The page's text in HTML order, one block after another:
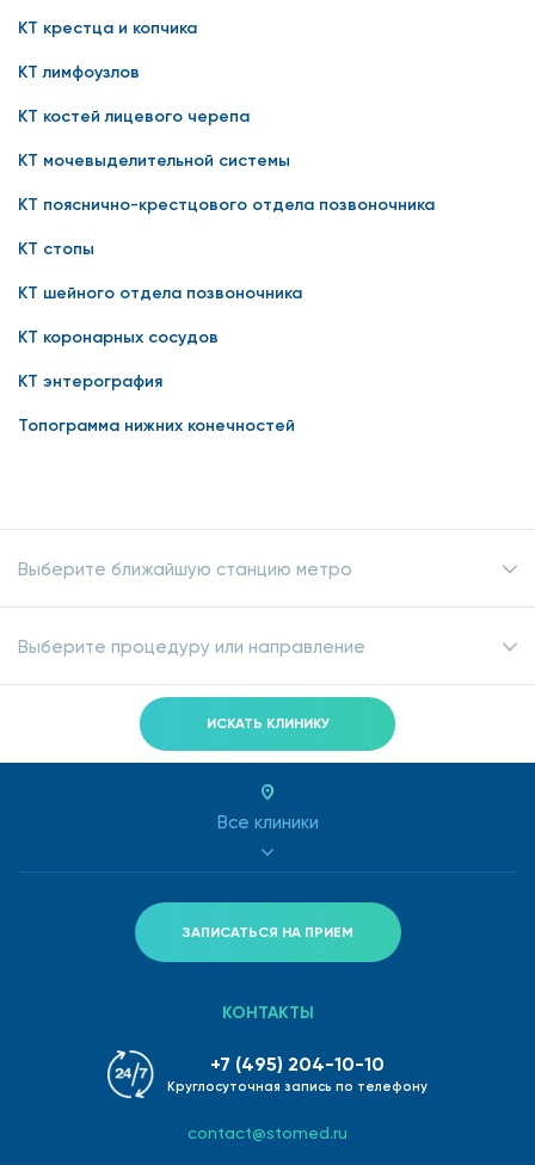
КТ крестца и копчика
КТ лимфоузлов
КТ костей лицевого черепа
КТ мочевыделительной системы
КТ пояснично-крестцового отдела позвоночника
КТ стопы
КТ шейного отдела позвоночника
КТ коронарных сосудов
КТ энтерография
Топограмма нижних конечностей
Выберите ближайшую станцию метро
Выберите процедуру или направление
ИСКАТЬ КЛИНИКУ
Все клиники
ЗАПИСАТЬСЯ НА ПРИЕМ
КОНТАКТЫ
+7 (495) 204-10-10
Круглосуточная запись по телефону
contact@stomed.ru